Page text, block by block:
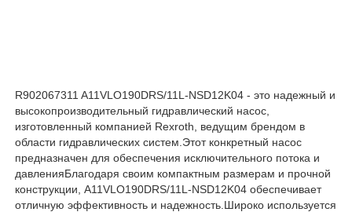
Аксессуары для фильтров Rexroth
Гидравлический клапан YUKEN
R902067311 A11VLO190DRS/11L-NSD12K04 - это надежный и
высокопроизводительный гидравлический насос,
изготовленный компанией Rexroth, ведущим брендом в
области гидравлических систем.Этот конкретный насос
предназначен для обеспечения исключительного потока и
давленияБлагодаря своим компактным размерам и прочной
конструкции, A11VLO190DRS/11L-NSD12K04 обеспечивает
отличную эффективность и надежность.Широко используется